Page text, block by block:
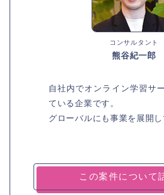
コンサルタント
熊谷紀一郎
自社内でオンライン学習サ
ている企業です。
グローバルにも事業を展開し